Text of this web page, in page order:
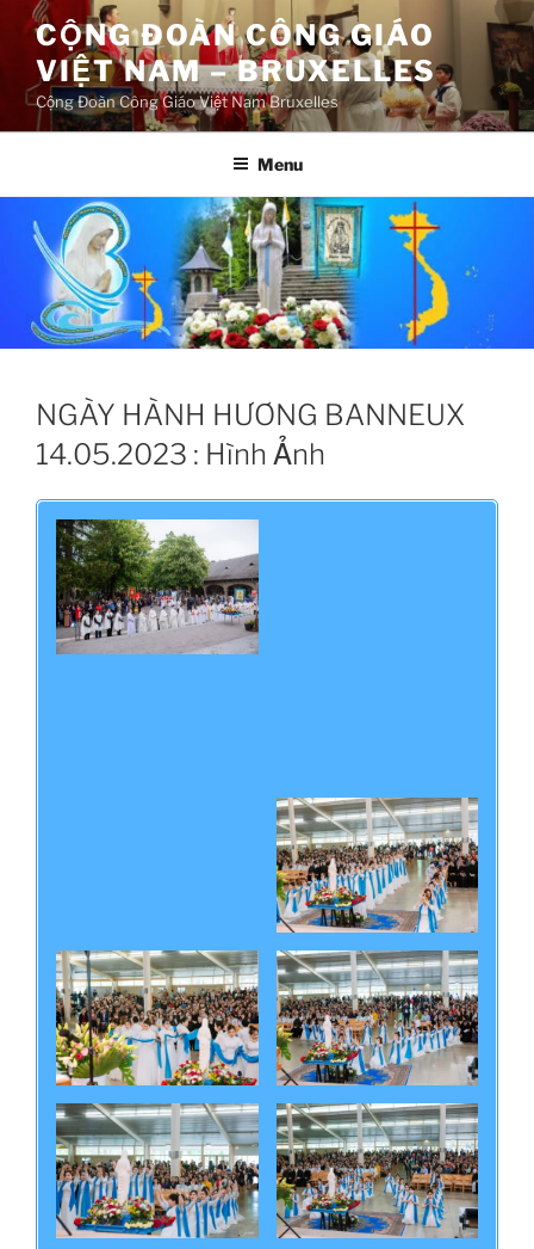
Aller
contenu
principal
CỘNG ĐOÀN CÔNG GIÁO
VIỆT NAM – BRUXELLES
Cộng Đoàn Công Giáo Việt Nam Bruxelles
Menu
NGÀY HÀNH HƯƠNG BANNEUX
14.05.2023 : Hình Ảnh